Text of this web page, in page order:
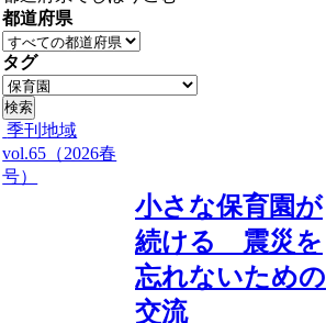
都道府県
タグ
季刊地域
vol.65（2026春
号）
小さな保育園が
続ける 震災を
忘れないための
交流